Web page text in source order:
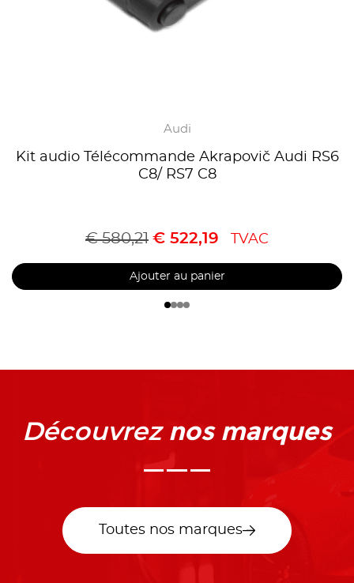
Audi
Kit audio Télécommande Akrapovič Audi RS6
C8/ RS7 C8
€580,21 € 522,19 TVAC
Ajouter au panier
Découvrez nos marques
Toutes nos marques